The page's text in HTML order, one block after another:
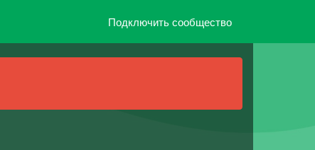
Подключить сообщество